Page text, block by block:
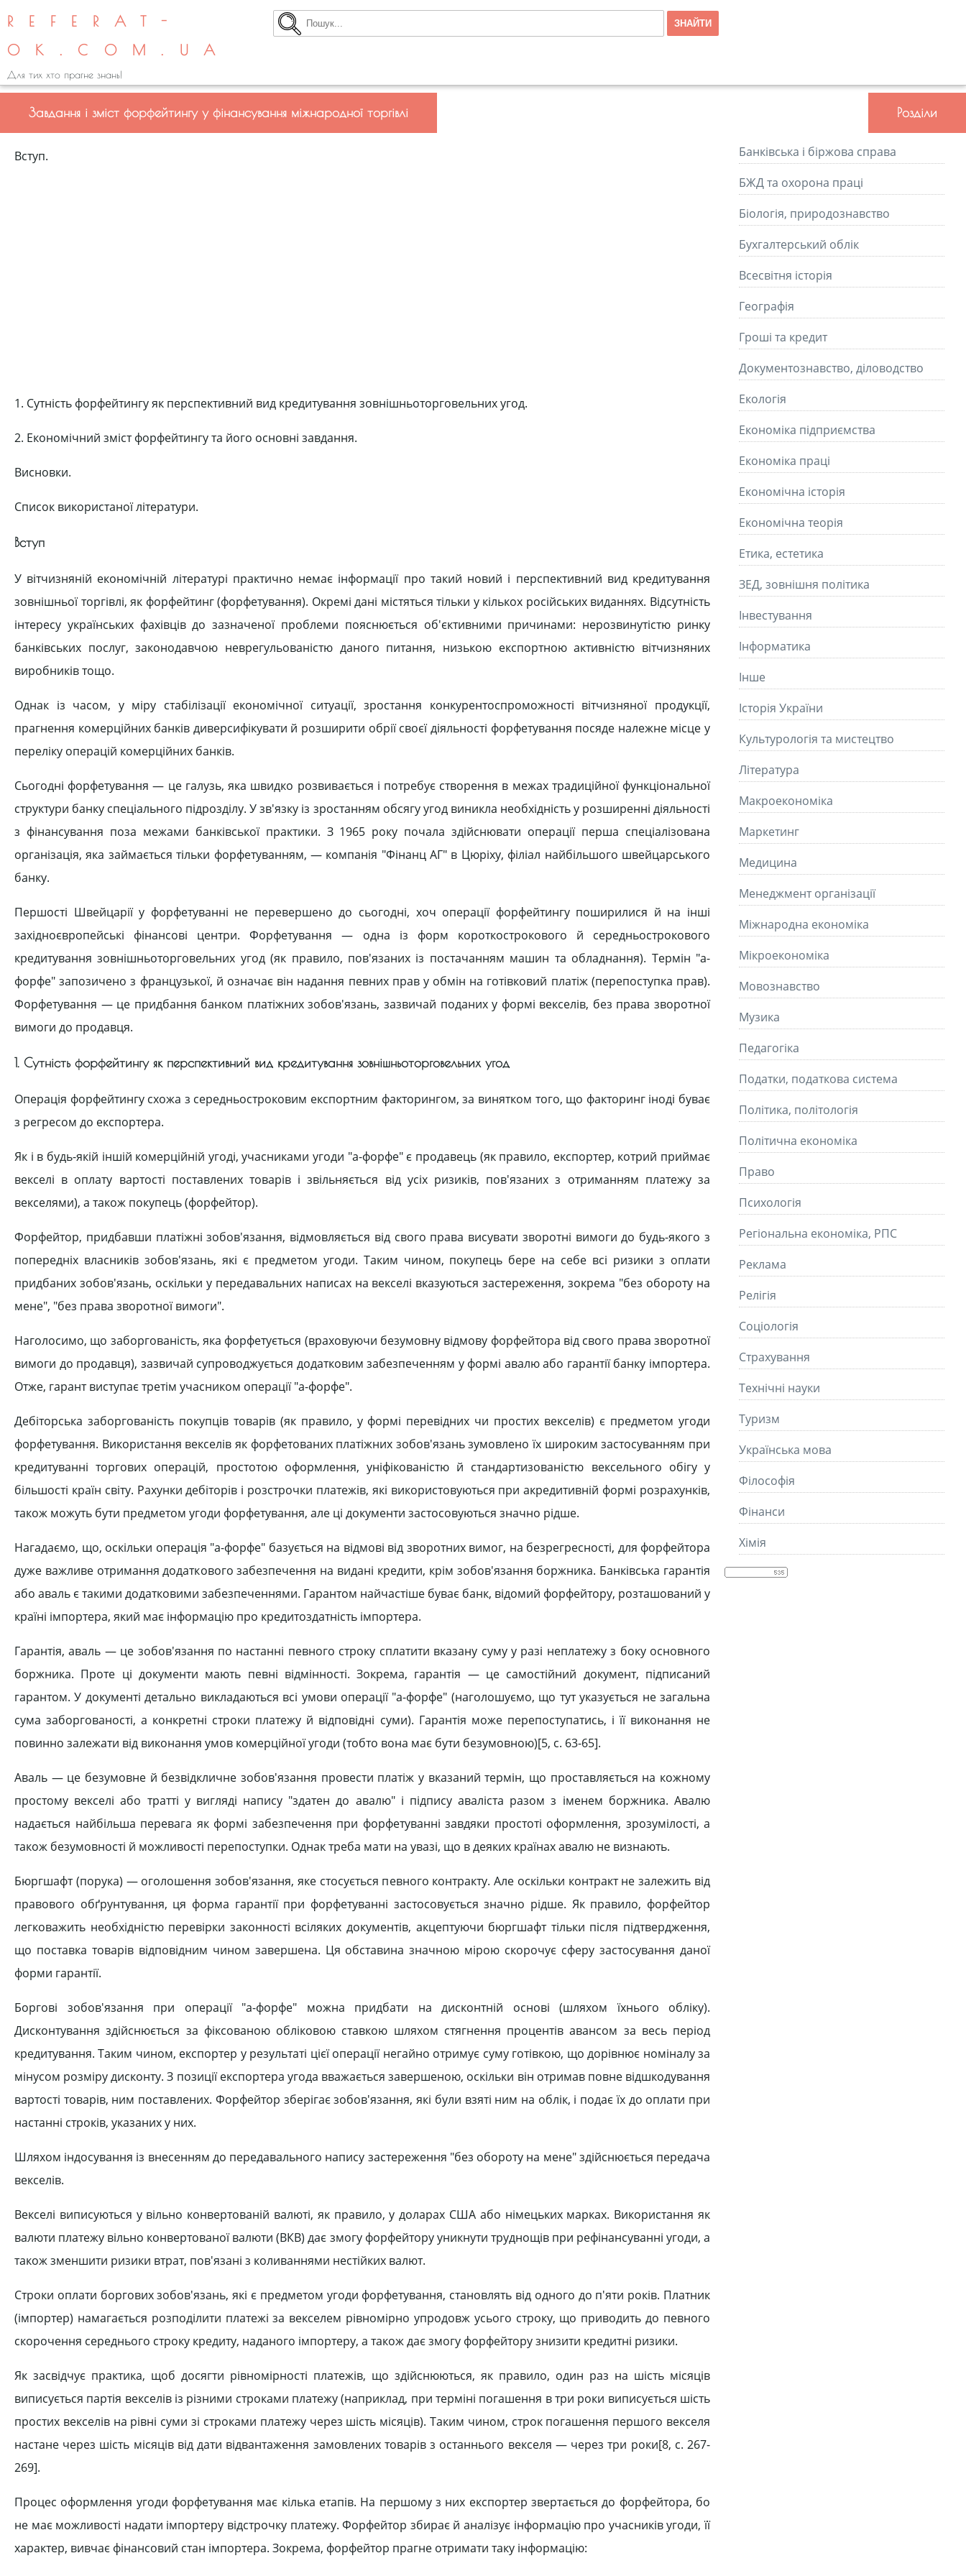
REFERAT-
OK.COM.UA
Для тих хто прагне знань!
Завдання і зміст форфейтингу у фінансування міжнародної торгівлі
Вступ.
1. Сутність форфейтингу як перспективний вид кредитування зовнішньоторговельних угод.
2. Економічний зміст форфейтингу та його основні завдання.
Висновки.
Список використаної літератури.
Вступ
У вітчизняній економічній літературі практично немає інформації про такий новий і перспективний вид кредитування
зовнішньої торгівлі, як форфейтинг (форфетування). Окремі дані містяться тільки у кількох російських виданнях. Відсутність
інтересу українських фахівців до зазначеної проблеми пояснюється об'єктивними причинами: нерозвинутістю ринку
банківських послуг, законодавчою неврегульованістю даного питання, низькою експортною активністю вітчизняних
виробників тощо.
Однак із часом, у міру стабілізації економічної ситуації, зростання конкурентоспроможності вітчизняної продукції,
прагнення комерційних банків диверсифікувати й розширити обрії своєї діяльності форфетування посяде належне місце у
переліку операцій комерційних банків.
Сьогодні форфетування — це галузь, яка швидко розвивається і потребує створення в межах традиційної функціональної
структури банку спеціального підрозділу. У зв'язку із зростанням обсягу угод виникла необхідність у розширенні діяльності
з фінансування поза межами банківської практики. З 1965 року почала здійснювати операції перша спеціалізована
організація, яка займається тільки форфетуванням, — компанія "Фінанц АГ" в Цюріху, філіал найбільшого швейцарського
банку.
Першості Швейцарії у форфетуванні не перевершено до сьогодні, хоч операції форфейтингу поширилися й на інші
західноєвропейські фінансові центри. Форфетування — одна із форм короткострокового й середньострокового
кредитування зовнішньоторговельних угод (як правило, пов'язаних із постачанням машин та обладнання). Термін "а-
форфе" запозичено з французької, й означає він надання певних прав у обмін на готівковий платіж (перепоступка прав).
Форфетування — це придбання банком платіжних зобов'язань, зазвичай поданих у формі векселів, без права зворотної
вимоги до продавця.
1. Сутність форфейтингу як перспективний вид кредитування зовнішньоторговельних угод
Операція форфейтингу схожа з середньостроковим експортним факторингом, за винятком того, що факторинг іноді буває
з регресом до експортера.
Як і в будь-якій іншій комерційній угоді, учасниками угоди "а-форфе" є продавець (як правило, експортер, котрий приймає
векселі в оплату вартості поставлених товарів і звільняється від усіх ризиків, пов'язаних з отриманням платежу за
векселями), а також покупець (форфейтор).
Форфейтор, придбавши платіжні зобов'язання, відмовляється від свого права висувати зворотні вимоги до будь-якого з
попередніх власників зобов'язань, які є предметом угоди. Таким чином, покупець бере на себе всі ризики з оплати
придбаних зобов'язань, оскільки у передавальних написах на векселі вказуються застереження, зокрема "без обороту на
мене", "без права зворотної вимоги".
Наголосимо, що заборгованість, яка форфетується (враховуючи безумовну відмову форфейтора від свого права зворотної
вимоги до продавця), зазвичай супроводжується додатковим забезпеченням у формі авалю або гарантії банку імпортера.
Отже, гарант виступає третім учасником операції "а-форфе".
Дебіторська заборгованість покупців товарів (як правило, у формі перевідних чи простих векселів) є предметом угоди
форфетування. Використання векселів як форфетованих платіжних зобов'язань зумовлено їх широким застосуванням при
кредитуванні торгових операцій, простотою оформлення, уніфікованістю й стандартизованістю вексельного обігу у
більшості країн світу. Рахунки дебіторів і розстрочки платежів, які використовуються при акредитивній формі розрахунків,
також можуть бути предметом угоди форфетування, але ці документи застосовуються значно рідше.
Нагадаємо, що, оскільки операція "а-форфе" базується на відмові від зворотних вимог, на безрегресності, для форфейтора
дуже важливе отримання додаткового забезпечення на видані кредити, крім зобов'язання боржника. Банківська гарантія
або аваль є такими додатковими забезпеченнями. Гарантом найчастіше буває банк, відомий форфейтору, розташований у
країні імпортера, який має інформацію про кредитоздатність імпортера.
Гарантія, аваль — це зобов'язання по настанні певного строку сплатити вказану суму у разі неплатежу з боку основного
боржника. Проте ці документи мають певні відмінності. Зокрема, гарантія — це самостійний документ, підписаний
гарантом. У документі детально викладаються всі умови операції "а-форфе" (наголошуємо, що тут указується не загальна
сума заборгованості, а конкретні строки платежу й відповідні суми). Гарантія може перепоступатись, і її виконання не
повинно залежати від виконання умов комерційної угоди (тобто вона має бути безумовною)[5, c. 63-65].
Аваль — це безумовне й безвідкличне зобов'язання провести платіж у вказаний термін, що проставляється на кожному
простому векселі або тратті у вигляді напису "здатен до авалю" і підпису аваліста разом з іменем боржника. Авалю
надається найбільша перевага як формі забезпечення при форфетуванні завдяки простоті оформлення, зрозумілості, а
також безумовності й можливості перепоступки. Однак треба мати на увазі, що в деяких країнах авалю не визнають.
Бюргшафт (порука) — оголошення зобов'язання, яке стосується певного контракту. Але оскільки контракт не залежить від
правового обґрунтування, ця форма гарантії при форфетуванні застосовується значно рідше. Як правило, форфейтор
легковажить необхідністю перевірки законності всіляких документів, акцептуючи бюргшафт тільки після підтвердження,
що поставка товарів відповідним чином завершена. Ця обставина значною мірою скорочує сферу застосування даної
форми гарантії.
Боргові зобов'язання при операції "а-форфе" можна придбати на дисконтній основі (шляхом їхнього обліку).
Дисконтування здійснюється за фіксованою обліковою ставкою шляхом стягнення процентів авансом за весь період
кредитування. Таким чином, експортер у результаті цієї операції негайно отримує суму готівкою, що дорівнює номіналу за
мінусом розміру дисконту. З позиції експортера угода вважається завершеною, оскільки він отримав повне відшкодування
вартості товарів, ним поставлених. Форфейтор зберігає зобов'язання, які були взяті ним на облік, і подає їх до оплати при
настанні строків, указаних у них.
Шляхом індосування із внесенням до передавального напису застереження "без обороту на мене" здійснюється передача
векселів.
Векселі виписуються у вільно конвертованій валюті, як правило, у доларах США або німецьких марках. Використання як
валюти платежу вільно конвертованої валюти (ВКВ) дає змогу форфейтору уникнути труднощів при рефінансуванні угоди, а
також зменшити ризики втрат, пов'язані з коливаннями нестійких валют.
Строки оплати боргових зобов'язань, які є предметом угоди форфетування, становлять від одного до п'яти років. Платник
(імпортер) намагається розподілити платежі за векселем рівномірно упродовж усього строку, що приводить до певного
скорочення середнього строку кредиту, наданого імпортеру, а також дає змогу форфейтору знизити кредитні ризики.
Як засвідчує практика, щоб досягти рівномірності платежів, що здійснюються, як правило, один раз на шість місяців
виписується партія векселів із різними строками платежу (наприклад, при терміні погашення в три роки виписується шість
простих векселів на рівні суми зі строками платежу через шість місяців). Таким чином, строк погашення першого векселя
настане через шість місяців від дати відвантаження замовлених товарів з останнього векселя — через три роки[8, c. 267-
269].
Процес оформлення угоди форфетування має кілька етапів. На першому з них експортер звертається до форфейтора, бо
не має можливості надати імпортеру відстрочку платежу. Форфейтор збирає й аналізує інформацію про учасників угоди, її
характер, вивчає фінансовий стан імпортера. Зокрема, форфейтор прагне отримати таку інформацію:
Розділи
Банківська і біржова справа
БЖД та охорона праці
Біологія, природознавство
Бухгалтерський облік
Всесвітня історія
Географія
Гроші та кредит
Документознавство, діловодство
Екологія
Економіка підприємства
Економіка праці
Економічна історія
Економічна теорія
Етика, естетика
ЗЕД, зовнішня політика
Інвестування
Інформатика
Інше
Історія України
Культурологія та мистецтво
Літературa
Макроекономіка
Маркетинг
Медицина
Менеджмент організації
Міжнародна економіка
Мікроекономіка
Мовознавство
Музика
Педагогіка
Податки, податкова система
Політика, політологія
Політична економіка
Право
Психологія
Регіональна економіка, РПС
Реклама
Релігія
Соціологія
Страхування
Технічні науки
Туризм
Українська мова
Філософія
Фінанси
Хімія